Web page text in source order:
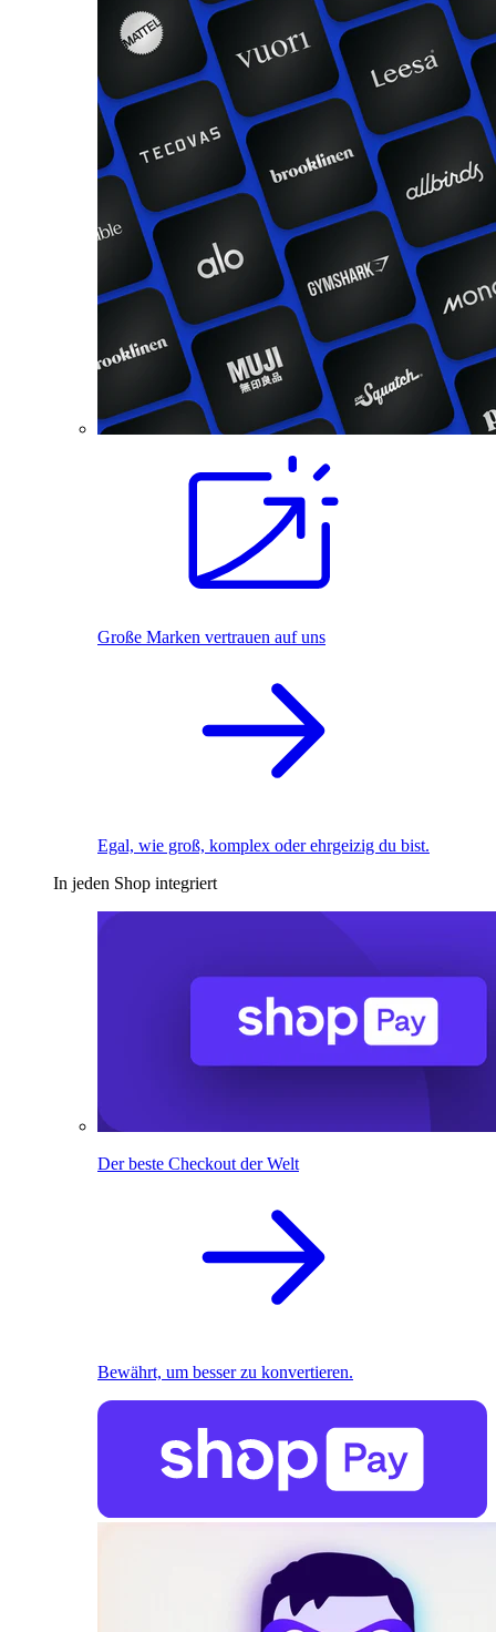
Große Marken vertrauen auf uns
Egal, wie groß, komplex oder ehrgeizig du bist.
In jeden Shop integriert
Der beste Checkout der Welt
Bewährt, um besser zu konvertieren.